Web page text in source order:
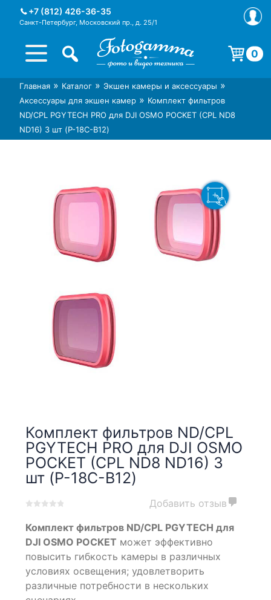
+7 (812) 426-36-35
Санкт-Петербург, Московский пр., д. 25/1
Интернет-магазин фототехники
Foto-Gamma в СПб
Магазин фотоаксессуаров foto-
gamma.ru
0
Корзина пуста.
Главная » Каталог » Экшен камеры и аксессуары »
Аксессуары для экшен камер » Комплект фильтров
ND/CPL PGYTECH PRO для DJI OSMO POCKET (CPL ND8
ND16) 3 шт (P-18C-B12)
Комплект фильтров ND/CPL
PGYTECH PRO для DJI OSMO
POCKET (CPL ND8 ND16) 3
шт (P-18C-B12)
out
of
on
customer
ratings
Добавить отзыв
Комплект фильтров ND/CPL PGYTECH для
DJI OSMO POCKET может эффективно
повысить гибкость камеры в различных
условиях освещения; удовлетворить
различные потребности в нескольких